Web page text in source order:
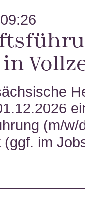
in
(m/w/
(ggf. im